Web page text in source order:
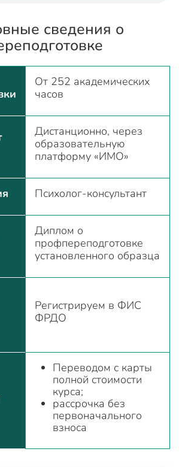
сведения о
От 252 академических
часов
Дистанционно, через
образовательную
платформу «ИМО»
Психолог-консультант
Диплом о
профпереподготовке
установленного образца
Регистрируем в ФИС
ФРДО
Переводом с карты
полной стоимости
курса;
рассрочка без
первоначального
взноса